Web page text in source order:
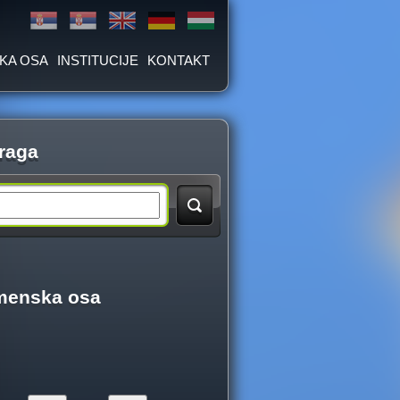
OSA INSTITUCIJE KONTAKT
osa